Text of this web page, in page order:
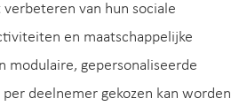
van hun sociale
en maatschappelijke
modulaire, gepersonaliseerde
deelnemer gekozen kan worden